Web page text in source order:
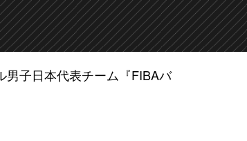
男子日本代表チーム『FIBAバ